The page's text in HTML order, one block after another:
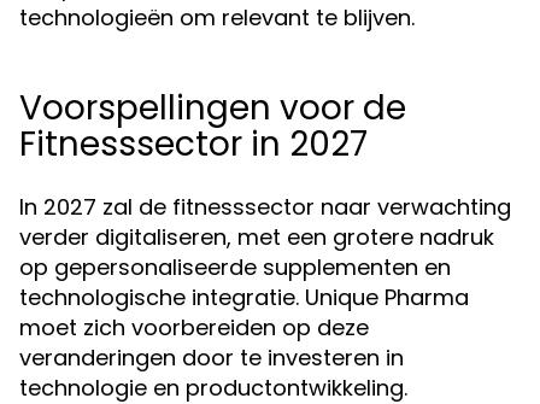
technologieën om relevant te blijven.
Voorspellingen voor de
Fitnesssector in 2027
In 2027 zal de fitnesssector naar verwachting
verder digitaliseren, met een grotere nadruk
op gepersonaliseerde supplementen en
technologische integratie. Unique Pharma
moet zich voorbereiden op deze
veranderingen door te investeren in
technologie en productontwikkeling.